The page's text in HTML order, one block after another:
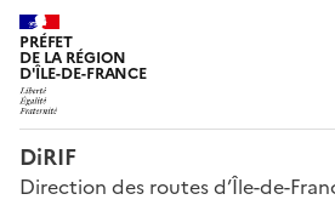
PRÉFET
DE LA RÉGION
D'ÎLE-DE-FRANCE
DiRIF
Direction des routes d’Île-de-